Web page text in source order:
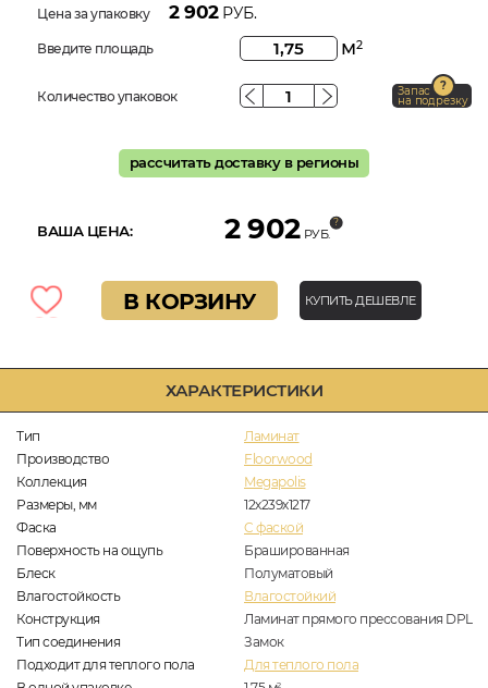
ХАРАКТЕРИСТИКИ
Тип
Ламинат
Производство
Floorwood
Коллекция
Megapolis
Размеры, мм
12х239х1217
Фаска
C фаской
Поверхность на ощупь
Брашированная
Блеск
Полуматовый
Влагостойкость
Влагостойкий
Конструкция
Ламинат прямого прессования DPL
Тип соединения
Замок
Подходит для теплого пола
Для теплого пола
2
Цена за упаковку 2 902РУБ.
Введите площадь м2
Количество упаковок Запас
на подрезку
рассчитать доставку в регионы
ВАША ЦЕНА: 2 902 РУБ.
В КОРЗИНУ КУПИТЬ ДЕШЕВЛЕ